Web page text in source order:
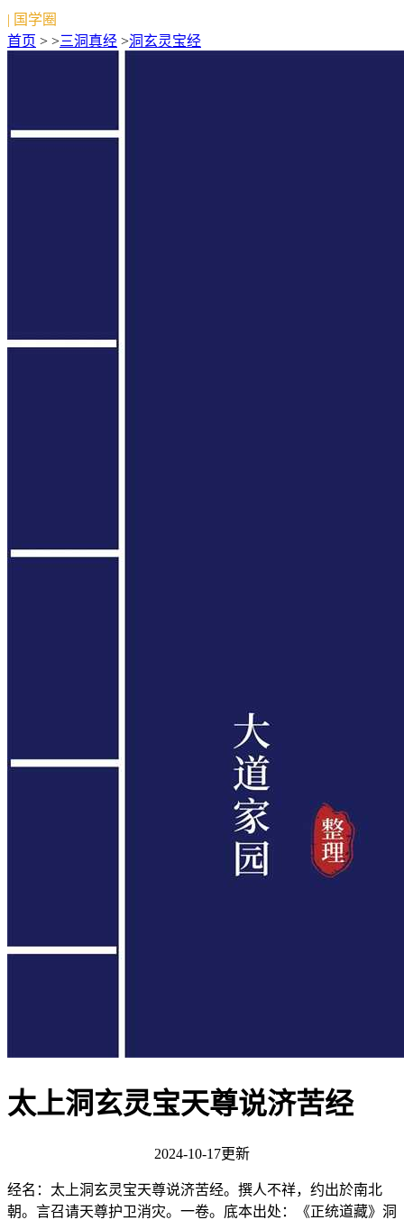
| 国学圈
首页 > >三洞真经 >洞玄灵宝经
太上洞玄灵宝天尊说济苦经
2024-10-17更新
经名：太上洞玄灵宝天尊说济苦经。撰人不祥，约出於南北
朝。言召请天尊护卫消灾。一卷。底本出处：《正统道藏》洞